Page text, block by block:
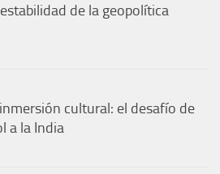
de la geopolítica
cultural: el desafío de
a la India